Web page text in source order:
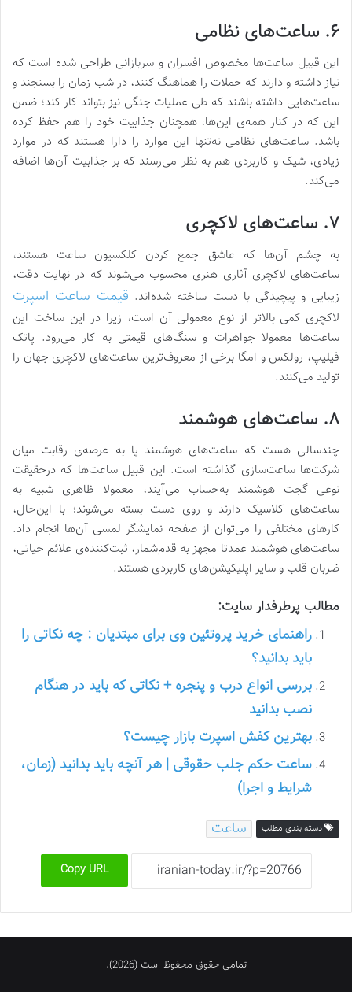
۶. ساعت‌های نظامی
این قبیل ساعت‌ها مخصوص افسران و سربازانی طراحی شده است که
نیاز داشته و دارند که حملات را هماهنگ کنند، در شب زمان را بسنجند و
ساعت‌هایی داشته باشند که طی عملیات جنگی نیز بتواند کار کند؛ ضمن
این که در کنار همه‌ی این‌ها، همچنان جذابیت خود را هم حفظ کرده
باشد. ساعت‌‌های نظامی نه‌تنها این موارد را دارا هستند که در موارد
زیادی، شیک و کاربردی هم به نظر می‌رسند که بر جذابیت آن‌ها اضافه
می‌کند.
۷. ساعت‌های لاکچری
به چشم آن‌ها که عاشق جمع کردن کلکسیون ساعت هستند،
ساعت‌های لاکچری آثاری هنری محسوب می‌شوند که در نهایت دقت،
زیبایی و پیچیدگی با دست ساخته شده‌اند. قیمت ساعت اسپرت
لاکچری کمی بالاتر از نوع معمولی آن است، زیرا در این ساخت این
ساعت‌ها معمولا جواهرات و سنگ‌های قیمتی به کار می‌رود. پاتک
فیلیپ، رولکس و امگا برخی از معروف‌ترین ساعت‌های لاکچری‌ جهان را
تولید می‌کنند.
۸. ساعت‌های هوشمند
چندسالی هست که ساعت‌های هوشمند پا به عرصه‌ی رقابت میان
شرکت‌ها ساعت‌سازی گذاشته است. این قبیل ساعت‌ها که درحقیقت
نوعی گجت هوشمند به‌حساب می‌آیند، معمولا ظاهری شبیه به
ساعت‌های کلاسیک دارند و روی دست بسته می‌شوند؛ با این‌حال،
کارهای مختلفی را می‌توان از صفحه نمایشگر لمسی آن‌ها انجام داد.
ساعت‌های هوشمند عمدتا مجهز به قدم‌شمار، ثبت‌کننده‌ی علائم حیاتی،
ضربان قلب و سایر اپلیکیشن‌های کاربردی هستند.
مطالب پرطرفدار سایت:
راهنمای خرید پروتئین وی برای مبتدیان : چه نکاتی را
باید بدانید؟
بررسی انواع درب و پنجره + نکاتی که باید در هنگام
نصب بدانید
بهترین کفش اسپرت بازار چیست؟
ساعت حکم جلب حقوقی | هر آنچه باید بدانید (زمان،
شرایط و اجرا)
دسته بندی مطلب ساعت
Copy URL
تمامی حقوق محفوظ است (2026).